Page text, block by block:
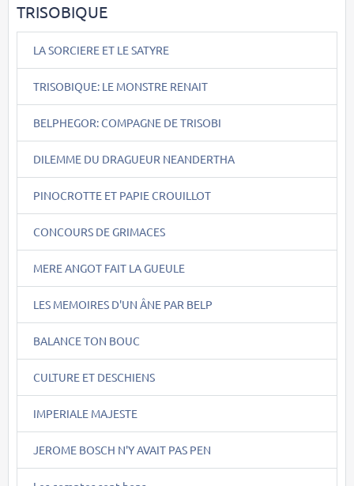
TRISOBIQUE
LA SORCIERE ET LE SATYRE
TRISOBIQUE: LE MONSTRE RENAIT
BELPHEGOR: COMPAGNE DE TRISOBI
DILEMME DU DRAGUEUR NEANDERTHA
PINOCROTTE ET PAPIE CROUILLOT
CONCOURS DE GRIMACES
MERE ANGOT FAIT LA GUEULE
LES MEMOIRES D'UN ÂNE PAR BELP
BALANCE TON BOUC
CULTURE ET DESCHIENS
IMPERIALE MAJESTE
JEROME BOSCH N'Y AVAIT PAS PEN